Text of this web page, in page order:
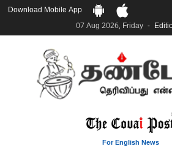
Download Mobile App
07 Aug 2026, Friday
For English News